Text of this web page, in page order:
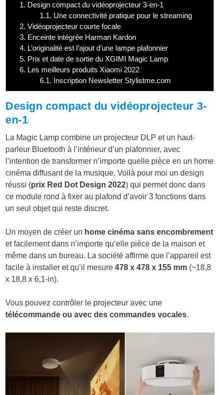
1. Design compact du vidéoprojecteur 3-en-1
1.1. Une connectivité pratique pour le streaming
2. Vidéoprojecteur courte focale
3. Enceinte intégrée Harman Kardon
4. L’originalité est l’ajout d’une lampe plafonnier
5. Prix et date de sortie du XGIMI Magic Lamp
6. Les meilleurs produits Xiaomi 2022
6.1. Inscription Newsletter Stylistme.com
Design compact du vidéoprojecteur 3-
en-1
La Magic Lamp combine un projecteur DLP et un haut-
parleur Bluetooth à l’intérieur d’un plafonnier, avec
l’intention de transformer n’importe quelle pièce en un home
cinéma diffusant de la musique. Voilà pour moi un design
réussi (prix Red Dot Design 2022) qui permet donc dans
ce module rond à fixer au plafond d’avoir 3 fonctions dans
un seul objet qui reste discret.
Un moyen de créer un home cinéma sans encombrement
et facilement dans n’importe qu’elle pièce de la maison et
même dans un bureau. La société affirme que l’appareil est
facile à installer et qu’il mesure478 x 478 x 155 mm (~18,8
x 18,8 x 6,1-in).
Vous pouvez contrôler le projecteur avec une
télécommande ou avec des commandes vocales.